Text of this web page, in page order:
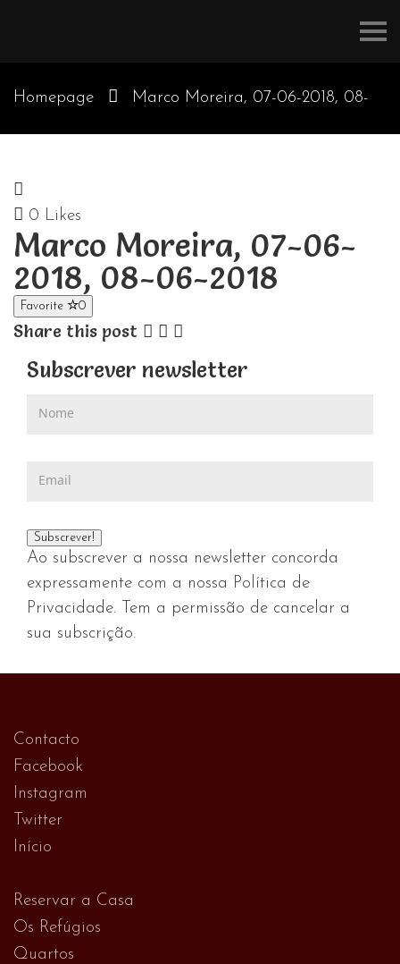
Homepage Marco Moreira, 07-06-2018, 08-
0 Likes
Marco Moreira, 07-06-
2018, 08-06-2018
Favorite 0
Share this post
Subscrever newsletter
Ao subscrever a nossa newsletter concorda
expressamente com a nossa Política de
Privacidade. Tem a permissão de cancelar a
sua subscrição.
Contacto
Facebook
Instagram
Twitter
Início
Reservar a Casa
Os Refúgios
Quartos